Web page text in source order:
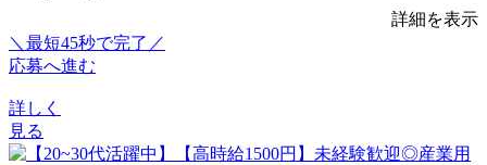
詳細を表示
＼最短45秒で完了／
応募へ進む
詳しく
見る